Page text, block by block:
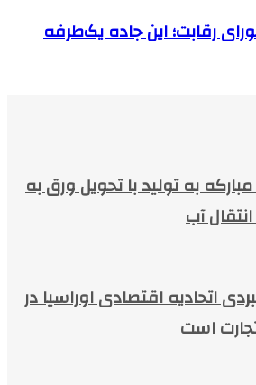
۸۵۶ شورای رقابت؛ این جاده یک‌طرفه
به تولید با تحویل ورق به
آب
اتحادیه اقتصادی اوراسیا در
است